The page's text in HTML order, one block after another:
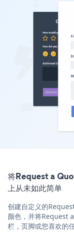
将Request a
上从未如此简单
创建自定义的
颜色，并将Request
栏，页脚或您喜欢的